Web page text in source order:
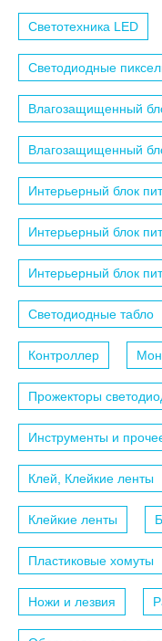
Светотехника LED
Светодиодные
Влагозащищенный
Влагозащищенный
Интерьерный блок
Интерьерный блок
Интерьерный блок
Светодиодные табло
Контроллер
Прожекторы
Инструменты и
Клей, Клейкие ленты
Клейкие ленты
Пластиковые хомуты
Ножи и лезвия